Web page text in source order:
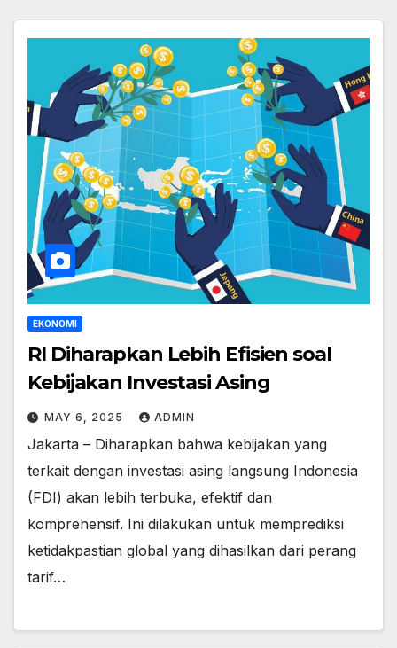
EKONOMI
RI Diharapkan Lebih Efisien soal
Kebijakan Investasi Asing
MAY 6, 2025 ADMIN
Jakarta – Diharapkan bahwa kebijakan yang
terkait dengan investasi asing langsung Indonesia
(FDI) akan lebih terbuka, efektif dan
komprehensif. Ini dilakukan untuk memprediksi
ketidakpastian global yang dihasilkan dari perang
tarif…